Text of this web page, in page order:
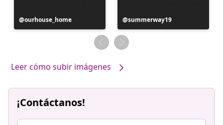
Publicación
realizada
ourhouse_home
Publicación
realizada
por
summerway19
Leer cómo subir imágenes
¡Contáctanos!